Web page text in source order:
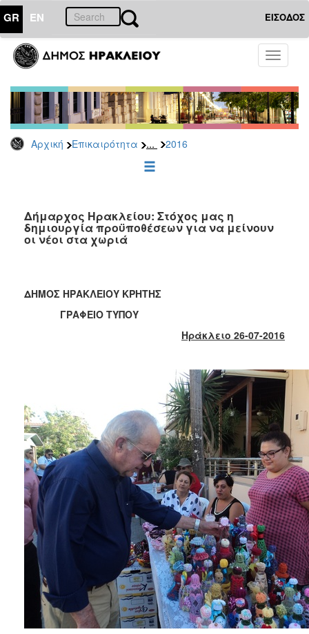
GR EN ΕΙΣΟΔΟΣ
Toggle
Αρχική Επικαιρότητα ... 2016
ΕΠΙΚΑΙΡΟΤΗΤΑ
Τύπου
Αρχείο
2026
2025
2022
2021
2018
2017
2011
2010
2006
ΔΗΜΟΤΗΣ
ΕΠΙΣΚΕΠΤΗΣ
ΗΡΑΚΛΕΙΟ
Δήμαρχος Ηρακλείου: Στόχος μας η
δημιουργία προϋποθέσεων για να μείνουν
οι νέοι στα χωριά
ΔΗΜΟΣ ΗΡΑΚΛΕΙΟΥ ΚΡΗΤΗΣ
ΓΡΑΦΕΙΟ ΤΥΠΟΥ
Ηράκλειο 26-07-2016